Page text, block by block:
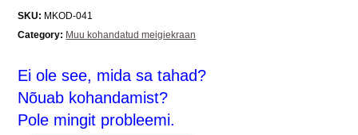
SKU: MKOD-041
Category: Muu kohandatud meigiekraan
Ei ole see, mida sa tahad?
Nõuab kohandamist?
Pole mingit probleemi.